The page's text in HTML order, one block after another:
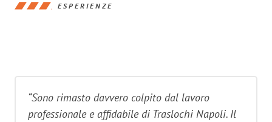
ESPERIENZE
“Sono rimasto davvero colpito dal lavoro
professionale e affidabile di Traslochi Napoli. Il